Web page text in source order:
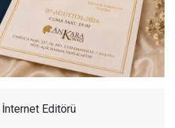
İnternet Editörü